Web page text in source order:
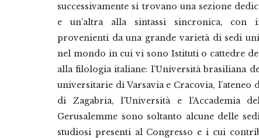
successivamente si trovano una sezione
e un’altra alla sintassi sincronica, con
provenienti da una grande varietà di sedi
nel mondo in cui vi sono Istituti o cattedre
alla filologia italiane: l’Università brasiliana
universitarie di Varsavia e Cracovia, l’ateneo
di Zagabria, l’Università e l’Accademia
Gerusalemme sono soltanto alcune delle
studiosi presenti al Congresso e i cui